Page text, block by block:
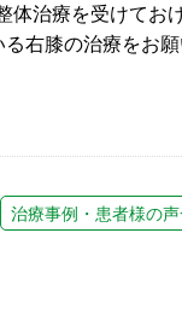
治療を受けてお
右膝の治療をお願
治療事例・患者様の